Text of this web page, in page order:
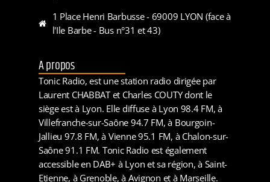
1 Place Henri Barbusse - 69009 LYON (face à
l'Ile Barbe - Bus n°31 et 43)
A propos
Tonic Radio, est une station radio dirigée par
Laurent CHABBAT et Charles COUTY dont le
siège est à Lyon. Elle diffuse à Lyon 98.4 FM, à
Villefranche-sur-Saône 94.7 FM, à Bourgoin-
Jallieu 97.8 FM, à Vienne 95.1 FM, à Chalon-sur-
Saône 91.1 FM. Tonic Radio est également
accessible en DAB+ à Lyon et sa région, à Saint-
Etienne, à Grenoble, à Avignon et à Marseille.